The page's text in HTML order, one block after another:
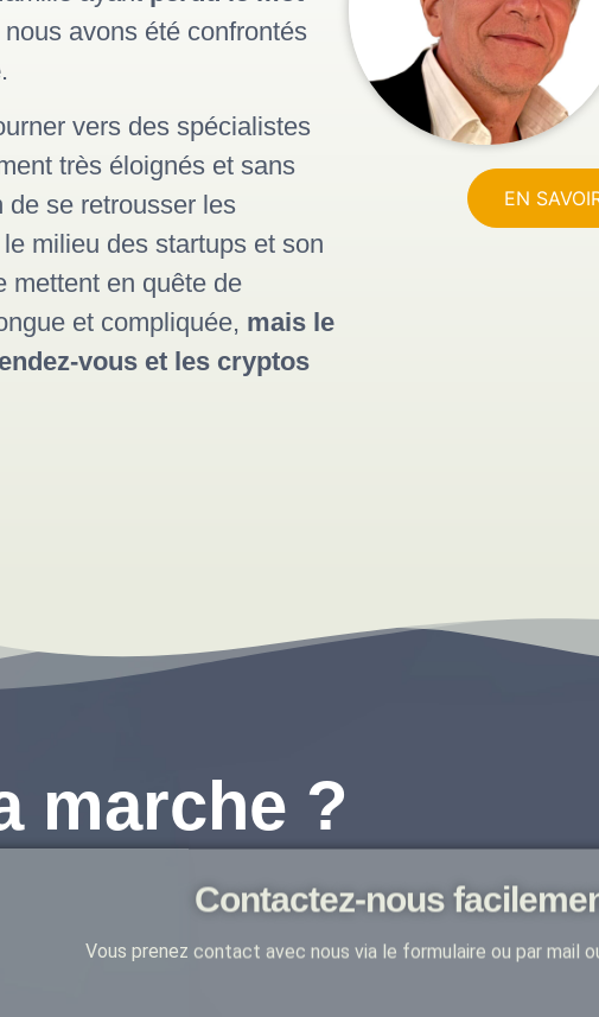
avons été confrontés
.
vers des spécialistes
très éloignés et sans
de se retrousser les
milieu des startups et son
mettent en quête de
et compliquée, mais le
vous et les cryptos
EN
marche ?
Contactez-nous
Vous prenez contact avec nous via le formulaire ou par mail